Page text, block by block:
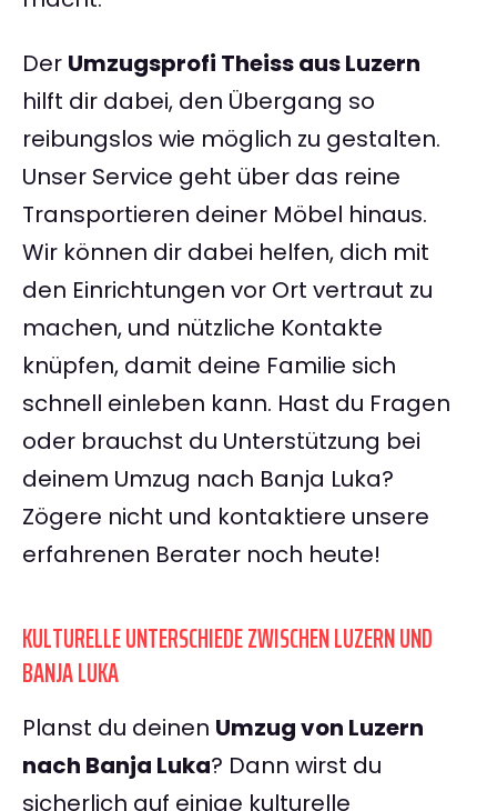
Der Umzugsprofi Theiss aus Luzern
hilft dir dabei, den Übergang so
reibungslos wie möglich zu gestalten.
Unser Service geht über das reine
Transportieren deiner Möbel hinaus.
Wir können dir dabei helfen, dich mit
den Einrichtungen vor Ort vertraut zu
machen, und nützliche Kontakte
knüpfen, damit deine Familie sich
schnell einleben kann. Hast du Fragen
oder brauchst du Unterstützung bei
deinem Umzug nach Banja Luka?
Zögere nicht und kontaktiere unsere
erfahrenen Berater noch heute!
KULTURELLE UNTERSCHIEDE ZWISCHEN LUZERN UND
BANJA LUKA
Planst du deinen Umzug von Luzern
nach Banja Luka? Dann wirst du
sicherlich auf einige kulturelle